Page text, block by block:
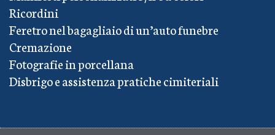
Ricordini
Feretro nel bagagliaio di un’auto funebre
Cremazione
Fotografie in porcellana
Disbrigo e assistenza pratiche cimiteriali